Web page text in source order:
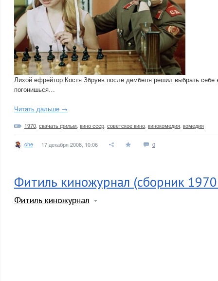
Лихой ефрейтор Костя Збруев после дембеля решил выбрать
погонишься…
Читать дальше →
1970 скачать фильм кино ссср советское кино кинокомедия комедия
che 17 декабря 2008, 10:06 0
Фитиль киножурнал (сборник
Фитиль киножурнал